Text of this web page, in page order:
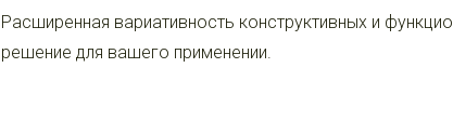
Расширенная вариативность конструктивных и
решение для вашего применении.